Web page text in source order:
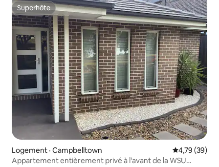
Superhôte
Superhôte
Logement · Campbelltown Note
4,79 (39)
Appartement entièrement privé à l'avant de la WSU